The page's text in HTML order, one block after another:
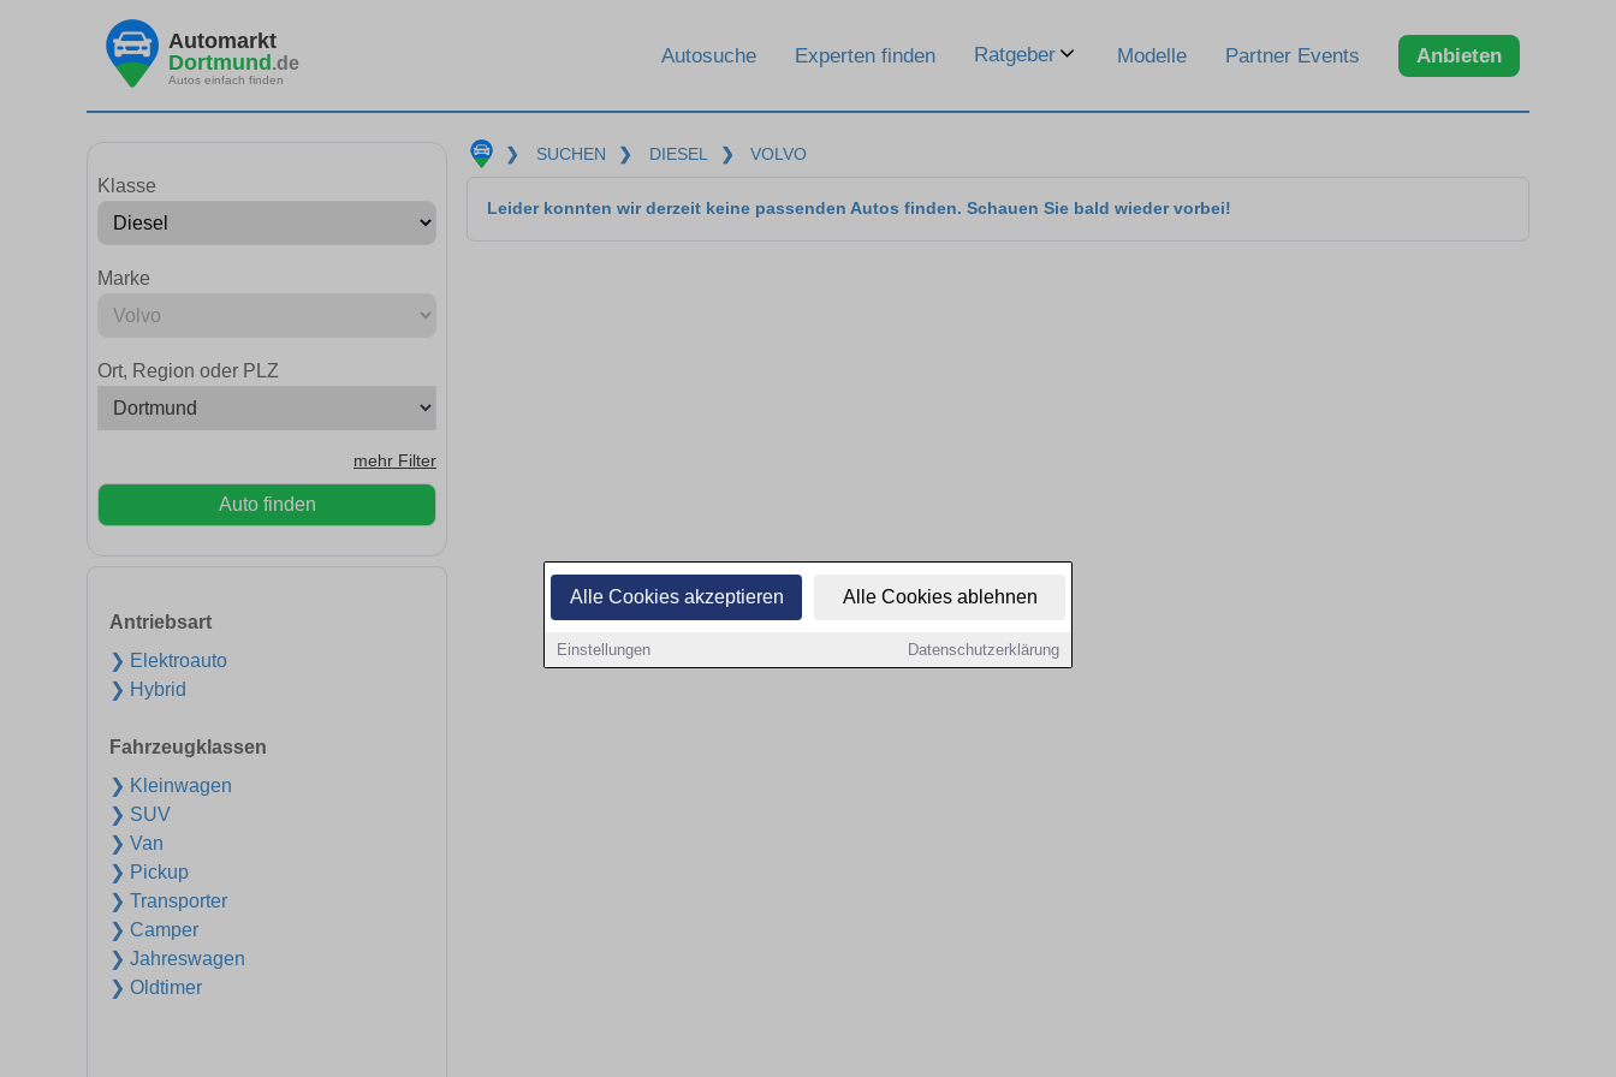
Alle Cookies akzeptieren Alle Cookies ablehnen
Einstellungen Datenschutzerklärung
Automarkt
Dortmund.de
Autos einfach finden
Autosuche Experten finden Ratgeber Modelle Partner Events Anbieten
Klasse
Marke
Ort, Region oder PLZ
mehr Filter
Auto finden
Antriebsart
❯ Elektroauto
❯ Hybrid
Fahrzeugklassen
❯ Kleinwagen
❯ SUV
❯ Van
❯ Pickup
❯ Transporter
❯ Camper
❯ Jahreswagen
❯ Oldtimer
❯ SUCHEN ❯ DIESEL ❯ VOLVO
Leider konnten wir derzeit keine passenden Autos finden. Schauen Sie bald wieder vorbei!